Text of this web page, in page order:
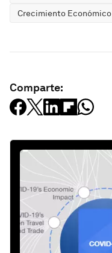
Crecimiento Económico
Comparte: